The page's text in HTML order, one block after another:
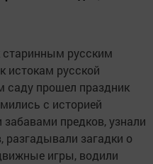
старинным русским
истокам русской
саду прошел праздник
с историей
предков, узнали
разгадывали загадки о
игры, водили